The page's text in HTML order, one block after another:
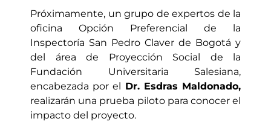
Próximamente, un grupo de expertos de la
oficina Opción Preferencial de la
Inspectoría San Pedro Claver de Bogotá y
del área de Proyección Social de la
Fundación Universitaria Salesiana,
encabezada por el Dr. Esdras Maldonado,
realizarán una prueba piloto para conocer el
impacto del proyecto.